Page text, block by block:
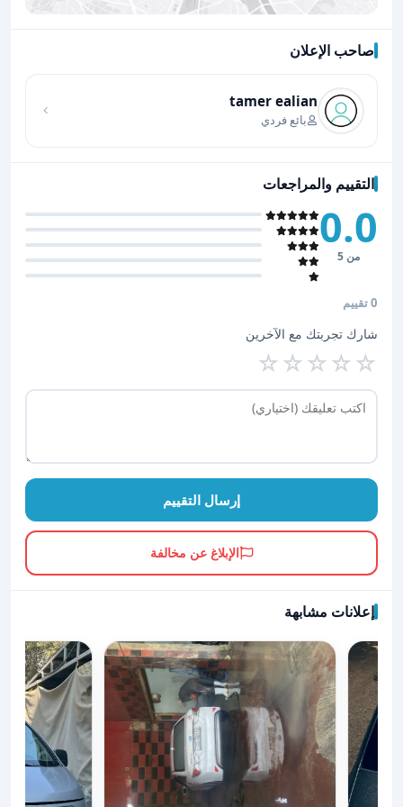
صاحب الإعلان
tamer ealian
بائع فردي
التقييم والمراجعات
0.0
من 5
0 تقييم
شارك تجربتك مع الآخرين
☆
☆
☆
☆
☆
إرسال التقييم
الإبلاغ عن مخالفة
إعلانات مشابهة